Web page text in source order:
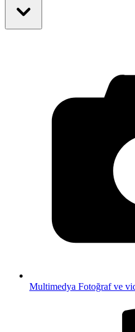
Multimedya Fotoğraf ve